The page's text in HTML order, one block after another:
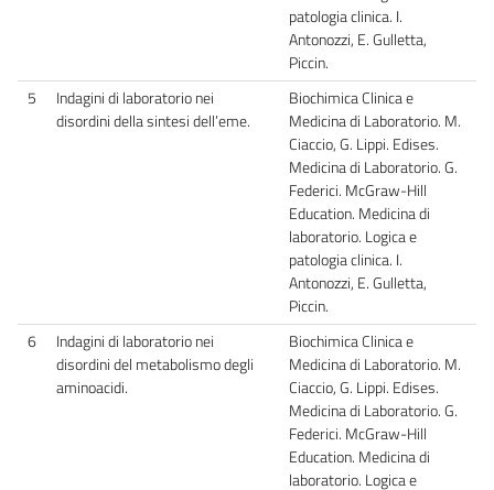
patologia clinica. I.
Antonozzi, E. Gulletta,
Piccin.
5
Indagini di laboratorio nei
disordini della sintesi dell’eme.
Biochimica Clinica e
Medicina di Laboratorio. M.
Ciaccio, G. Lippi. Edises.
Medicina di Laboratorio. G.
Federici. McGraw-Hill
Education. Medicina di
laboratorio. Logica e
patologia clinica. I.
Antonozzi, E. Gulletta,
Piccin.
6
Indagini di laboratorio nei
disordini del metabolismo degli
aminoacidi.
Biochimica Clinica e
Medicina di Laboratorio. M.
Ciaccio, G. Lippi. Edises.
Medicina di Laboratorio. G.
Federici. McGraw-Hill
Education. Medicina di
laboratorio. Logica e